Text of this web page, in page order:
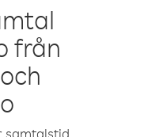
från
samtalstid